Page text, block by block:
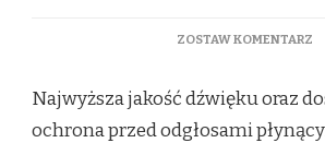
ZOSTAW KOMENTARZDO
Najwyższa jakość dźwięku oraz
ochrona przed odgłosami